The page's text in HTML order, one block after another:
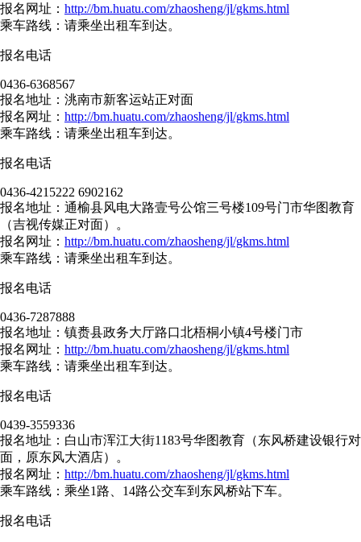
报名网址： http://bm.huatu.com/zhaosheng/jl/gkms.html
乘车路线：请乘坐出租车到达。
报名电话
0436-6368567
报名地址：洮南市新客运站正对面
报名网址： http://bm.huatu.com/zhaosheng/jl/gkms.html
乘车路线：请乘坐出租车到达。
报名电话
0436-4215222 6902162
报名地址：通榆县风电大路壹号公馆三号楼109号门市华图教育
（吉视传媒正对面）。
报名网址： http://bm.huatu.com/zhaosheng/jl/gkms.html
乘车路线：请乘坐出租车到达。
报名电话
0436-7287888
报名地址：镇赉县政务大厅路口北梧桐小镇4号楼门市
报名网址： http://bm.huatu.com/zhaosheng/jl/gkms.html
乘车路线：请乘坐出租车到达。
报名电话
0439-3559336
报名地址：白山市浑江大街1183号华图教育（东风桥建设银行对
面，原东风大酒店）。
报名网址： http://bm.huatu.com/zhaosheng/jl/gkms.html
乘车路线：乘坐1路、14路公交车到东风桥站下车。
报名电话